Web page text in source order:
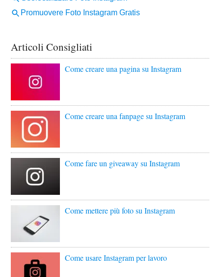
Articoli Consigliati
Come creare una pagina su Instagram
Come creare una fanpage su Instagram
Come fare un giveaway su Instagram
Come mettere più foto su Instagram
Come usare Instagram per lavoro